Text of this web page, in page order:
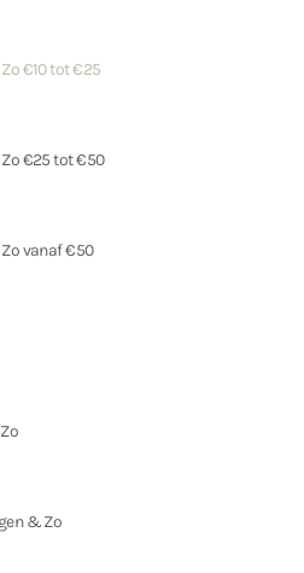
€10 tot €25
€25 tot €50
vanaf €50
& Zo